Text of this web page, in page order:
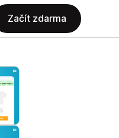
Začít zdarma